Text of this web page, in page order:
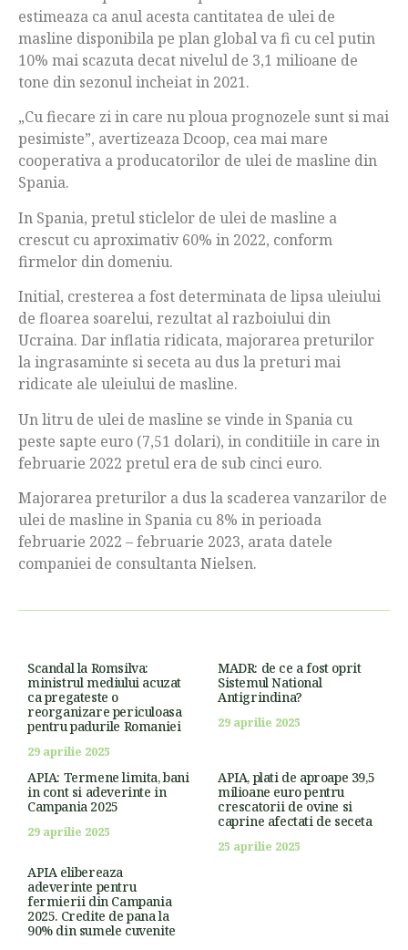
estimeaza ca anul acesta cantitatea de ulei de
masline disponibila pe plan global va fi cu cel putin
10% mai scazuta decat nivelul de 3,1 milioane de
tone din sezonul incheiat in 2021.
„Cu fiecare zi in care nu ploua prognozele sunt si mai
pesimiste”, avertizeaza Dcoop, cea mai mare
cooperativa a producatorilor de ulei de masline din
Spania.
In Spania, pretul sticlelor de ulei de masline a
crescut cu aproximativ 60% in 2022, conform
firmelor din domeniu.
Initial, cresterea a fost determinata de lipsa uleiului
de floarea soarelui, rezultat al razboiului din
Ucraina. Dar inflatia ridicata, majorarea preturilor
la ingrasaminte si seceta au dus la preturi mai
ridicate ale uleiului de masline.
Un litru de ulei de masline se vinde in Spania cu
peste sapte euro (7,51 dolari), in conditiile in care in
februarie 2022 pretul era de sub cinci euro.
Majorarea preturilor a dus la scaderea vanzarilor de
ulei de masline in Spania cu 8% in perioada
februarie 2022 – februarie 2023, arata datele
companiei de consultanta Nielsen.
Scandal la Romsilva:
ministrul mediului acuzat
ca pregateste o
reorganizare periculoasa
pentru padurile Romaniei
29 aprilie 2025
MADR: de ce a fost oprit
Sistemul National
Antigrindina?
29 aprilie 2025
APIA: Termene limita, bani
in cont si adeverinte in
Campania 2025
29 aprilie 2025
APIA, plati de aproape 39,5
milioane euro pentru
crescatorii de ovine si
caprine afectati de seceta
25 aprilie 2025
APIA elibereaza
adeverinte pentru
fermierii din Campania
2025. Credite de pana la
90% din sumele cuvenite